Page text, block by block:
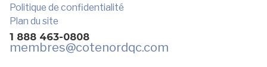
Politique de confidentialité
Plan du site
1 888 463-0808
membres@cotenordqc.com